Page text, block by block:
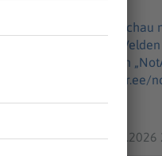
Apotheken Umschau
Prost auf 175 Folgen
11.06.2026